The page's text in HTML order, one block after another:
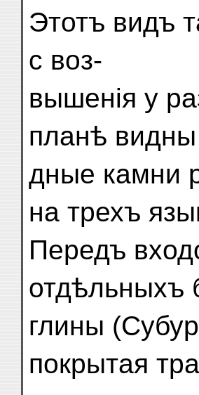
Этотъ видъ
с воз-
вышенія у
планѣ
дные камни
на трехъ
Передъ
отдѣльныхъ
глины
покрытая